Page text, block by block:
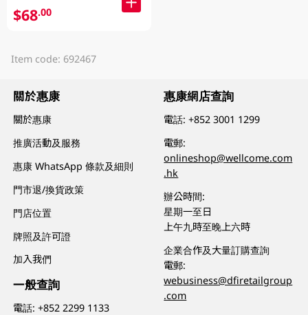
$68.00
Item code: 692467
關於惠康
關於惠康
推廣活動及服務
惠康 WhatsApp 條款及細則
門市退/換貨政策
門店位置
牌照及許可證
加入我們
一般查詢
電話:+852 2299 1133
惠康網店查詢
電話:+852 3001 1299
電郵:
onlineshop@wellcome.com
.hk
辦公時間:
星期一至日
上午九時至晚上六時
企業合作及大量訂購查詢
電郵:
webusiness@dfiretailgroup
.com